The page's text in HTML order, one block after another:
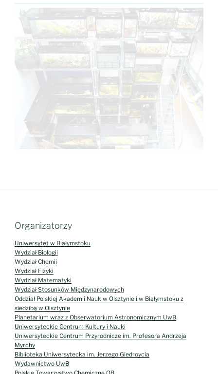
Organizatorzy
Wydział Biologii
Wydział Chemii
Wydział Fizyki
Wydział Matematyki
Wydział Stosunków Międzynarodowych
Oddział Polskiej Akademii Nauk w Olsztynie i w Białymstoku z
siedzibą w Olsztynie
Planetarium wraz z Obserwatorium Astronomicznym UwB
Uniwersyteckie Centrum Kultury i Nauki
Uniwersyteckie Centrum Przyrodnicze im. Profesora Andrzeja
Myrchy
Biblioteka Uniwersytecka im. Jerzego Giedroycia
Wydawnictwo UwB
Polskie Towarzystwo Chemiczne OB